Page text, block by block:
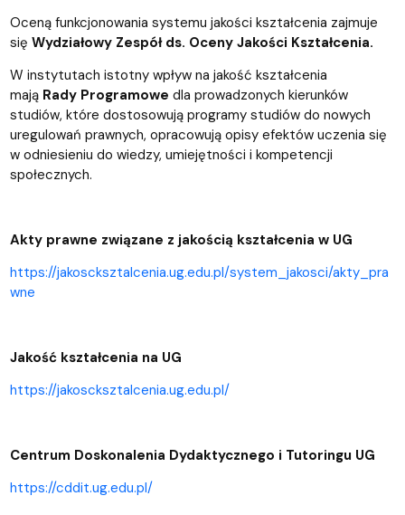
Oceną funkcjonowania systemu jakości kształcenia zajmuje
się Wydziałowy Zespół ds. Oceny Jakości Kształcenia.
W instytutach istotny wpływ na jakość kształcenia
mają Rady Programowe dla prowadzonych kierunków
studiów, które dostosowują programy studiów do nowych
uregulowań prawnych, opracowują opisy efektów uczenia się
w odniesieniu do wiedzy, umiejętności i kompetencji
społecznych.
Akty prawne związane z jakością kształcenia w UG
https://jakoscksztalcenia.ug.edu.pl/system_jakosci/akty_pra
wne
Jakość kształcenia na UG
https://jakoscksztalcenia.ug.edu.pl/
Centrum Doskonalenia Dydaktycznego i Tutoringu UG
https://cddit.ug.edu.pl/